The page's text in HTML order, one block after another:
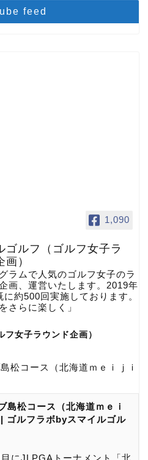
feed
1,090
ゴルフ（ゴルフ女子ラ
）
ラムで人気のゴルフ女子のラ
画、運営いたします。2019年
に約500回実施しております。
さらに楽しく」
フ女子ラウンド企画）
松コース（北海道ｍｅｉｊｉ
島松コース（北海道ｍｅｉ
ゴルフラボbyスマイルゴル
にJLPGAトーナメント「北